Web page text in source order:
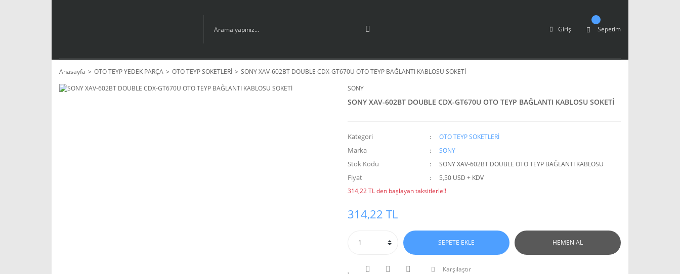
Giriş Sepetim
Anasayfa OTO TEYP YEDEK PARÇA OTO TEYP SOKETLERİ
SONY XAV-602BT DOUBLE CDX-GT670U OTO TEYP BAĞLANTI KABLOSU SOKETİ
SONY
SONY XAV-602BT DOUBLE CDX-GT670U OTO TEYP BAĞLANTI KABLOSU SOKETİ
Kategori OTO TEYP SOKETLERİ
Marka SONY
Stok Kodu SONY XAV-602BT DOUBLE OTO TEYP BAĞLANTI KABLOSU
Fiyat
5,50 USD + KDV
314,22 TL den başlayan taksitlerle!!
314,22 TL
SEPETE EKLE HEMEN AL
Karşılaştır